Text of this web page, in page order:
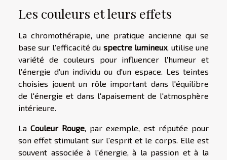
Les couleurs et leurs effets
La chromothérapie, une pratique ancienne qui se
base sur l'efficacité du spectre lumineux, utilise une
variété de couleurs pour influencer l'humeur et
l'énergie d'un individu ou d'un espace. Les teintes
choisies jouent un rôle important dans l'équilibre
de l'énergie et dans l'apaisement de l'atmosphère
intérieure.
La Couleur Rouge, par exemple, est réputée pour
son effet stimulant sur l'esprit et le corps. Elle est
souvent associée à l'énergie, à la passion et à la